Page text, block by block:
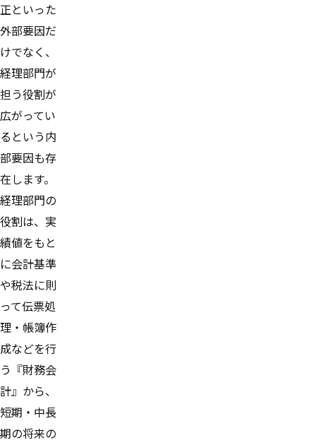
正といった
外部要因だ
けでなく、
経理部門が
担う役割が
広がってい
るという内
部要因も存
在します。
経理部門の
役割は、実
績値をもと
に会計基準
や税法に則
って伝票処
理・帳簿作
成などを行
う『財務会
計』から、
短期・中長
期の将来の